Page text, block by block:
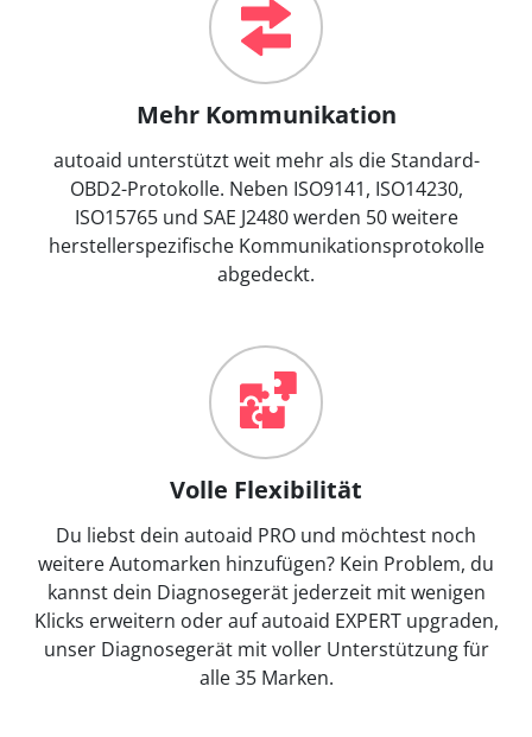
Mehr Kommunikation
autoaid unterstützt weit mehr als die Standard-
OBD2-Protokolle. Neben ISO9141, ISO14230,
ISO15765 und SAE J2480 werden 50 weitere
herstellerspezifische Kommunikationsprotokolle
abgedeckt.
Volle Flexibilität
Du liebst dein autoaid PRO und möchtest noch
weitere Automarken hinzufügen? Kein Problem, du
kannst dein Diagnosegerät jederzeit mit wenigen
Klicks erweitern oder auf autoaid EXPERT upgraden,
unser Diagnosegerät mit voller Unterstützung für
alle 35 Marken.